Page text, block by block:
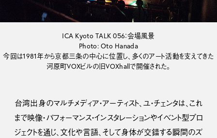
ICA Kyoto TALK 056：会場風景
Photo: Oto Hanada
今回は1981年から京都三条の中心に位置し、多くのアート活動を支えてきた
河原町VOXビルの旧VOXhallで開催された。
台湾出身のマルチメディア・アーティスト、ユ・チェンタは、これ
まで映像・パフォーマンス・インスタレーションやイベント型プロ
ジェクトを通じ、文化や言語、そして身体が交錯する瞬間のズ